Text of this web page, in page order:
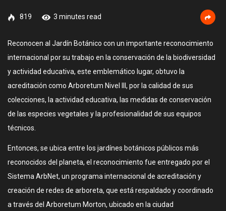
819 3 minutes read
Reconocen al Jardín Botánico con un importante reconocimiento
internacional por su trabajo en la conservación de la biodiversidad
y actividad educativa, este emblemático lugar, obtuvo la
acreditación como Arboretum Nivel III, por la calidad de sus
colecciones, la actividad educativa, las medidas de conservación
de las especies vegetales y la profesionalidad de sus equipos
técnicos.
Entonces, se ubica entre los jardínes botánicos públicos más
reconocidos del planeta, el reconocimiento fue entregado por el
Sistema ArbNet, un programa internacional de acreditación y
creación de redes de arboreta, que está respaldado y coordinado
a través del Arboretum Morton, ubicado en la ciudad